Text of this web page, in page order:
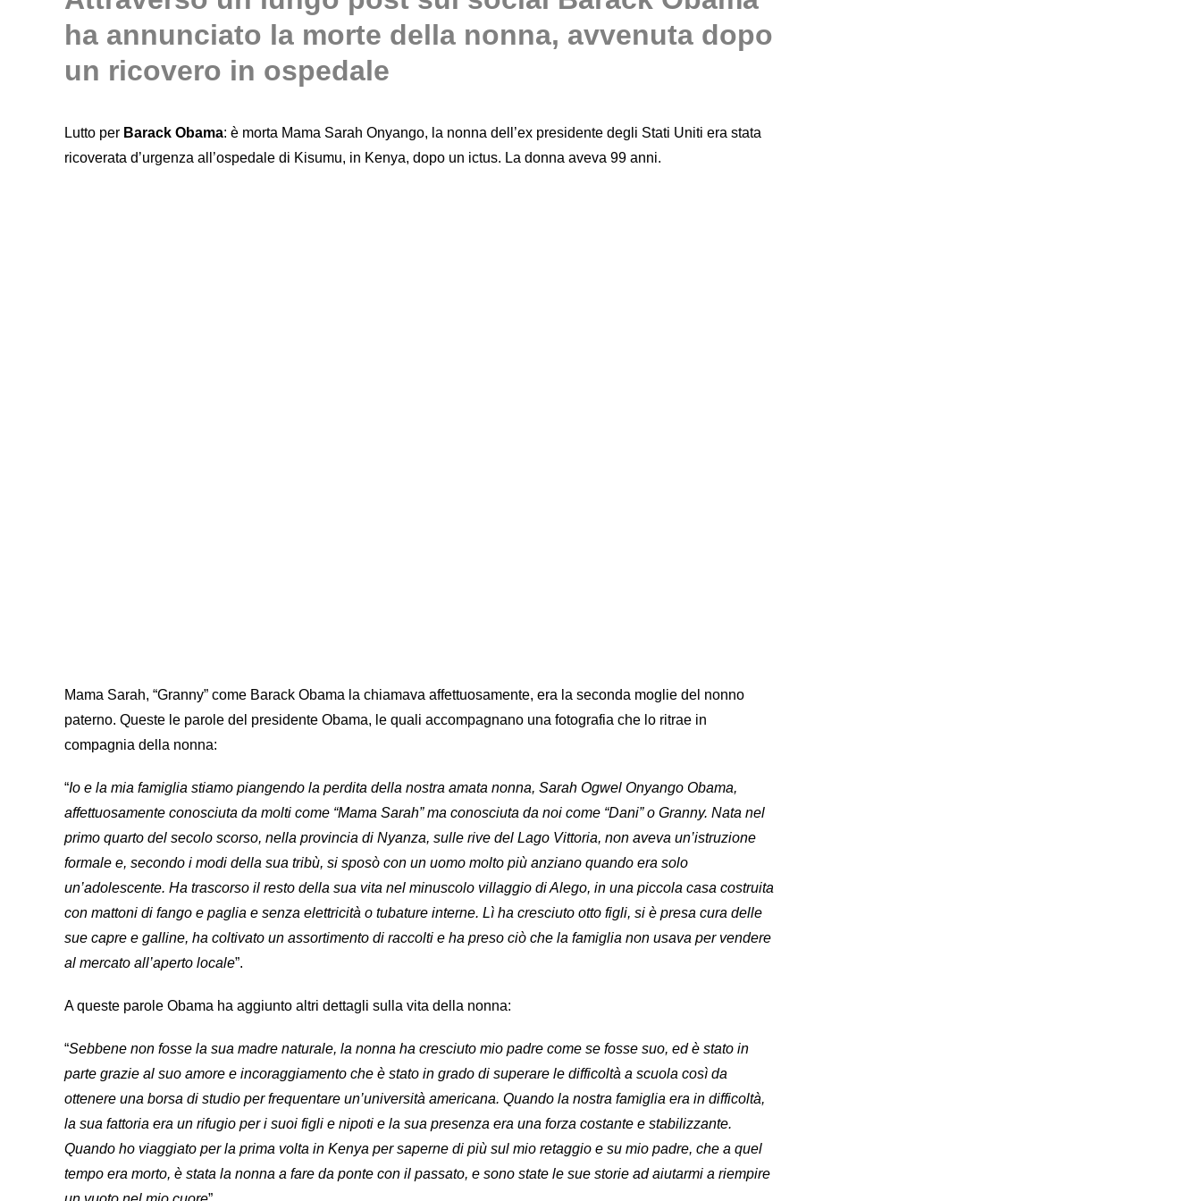
ha annunciato la morte della nonna, avvenuta dopo
un ricovero in ospedale
Lutto per Barack Obama: è morta Mama Sarah Onyango, la nonna dell’ex presidente degli Stati Uniti era stata
ricoverata d’urgenza all’ospedale di Kisumu, in Kenya, dopo un ictus. La donna aveva 99 anni.
Mama Sarah, “Granny” come Barack Obama la chiamava affettuosamente, era la seconda moglie del nonno
paterno. Queste le parole del presidente Obama, le quali accompagnano una fotografia che lo ritrae in
compagnia della nonna:
“Io e la mia famiglia stiamo piangendo la perdita della nostra amata nonna, Sarah Ogwel Onyango Obama,
affettuosamente conosciuta da molti come “Mama Sarah” ma conosciuta da noi come “Dani” o Granny. Nata nel
primo quarto del secolo scorso, nella provincia di Nyanza, sulle rive del Lago Vittoria, non aveva un’istruzione
formale e, secondo i modi della sua tribù, si sposò con un uomo molto più anziano quando era solo
un’adolescente. Ha trascorso il resto della sua vita nel minuscolo villaggio di Alego, in una piccola casa costruita
con mattoni di fango e paglia e senza elettricità o tubature interne. Lì ha cresciuto otto figli, si è presa cura delle
sue capre e galline, ha coltivato un assortimento di raccolti e ha preso ciò che la famiglia non usava per vendere
al mercato all’aperto locale”.
A queste parole Obama ha aggiunto altri dettagli sulla vita della nonna:
“Sebbene non fosse la sua madre naturale, la nonna ha cresciuto mio padre come se fosse suo, ed è stato in
parte grazie al suo amore e incoraggiamento che è stato in grado di superare le difficoltà a scuola così da
ottenere una borsa di studio per frequentare un’università americana. Quando la nostra famiglia era in difficoltà,
la sua fattoria era un rifugio per i suoi figli e nipoti e la sua presenza era una forza costante e stabilizzante.
Quando ho viaggiato per la prima volta in Kenya per saperne di più sul mio retaggio e su mio padre, che a quel
tempo era morto, è stata la nonna a fare da ponte con il passato, e sono state le sue storie ad aiutarmi a riempire